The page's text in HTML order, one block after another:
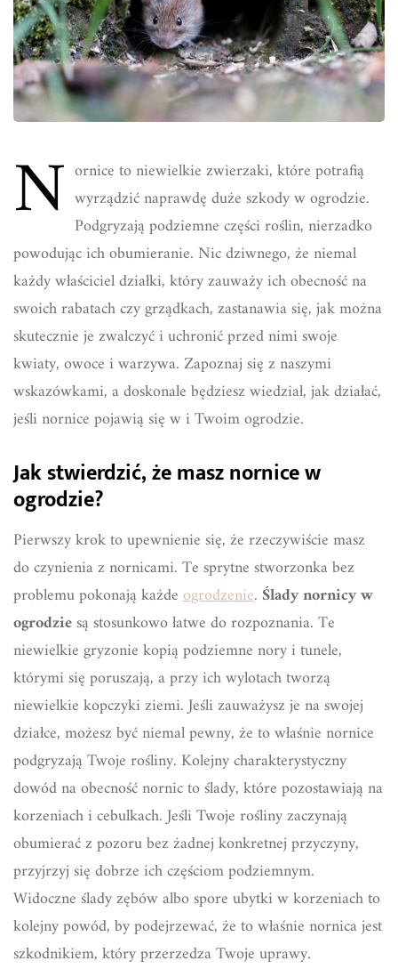
N ornice to niewielkie zwierzaki, które potrafią
wyrządzić naprawdę duże szkody w ogrodzie.
Podgryzają podziemne części roślin, nierzadko
powodując ich obumieranie. Nic dziwnego, że niemal
każdy właściciel działki, który zauważy ich obecność na
swoich rabatach czy grządkach, zastanawia się, jak można
skutecznie je zwalczyć i uchronić przed nimi swoje
kwiaty, owoce i warzywa. Zapoznaj się z naszymi
wskazówkami, a doskonale będziesz wiedział, jak działać,
jeśli nornice pojawią się w i Twoim ogrodzie.
Jak stwierdzić, że masz nornice w
ogrodzie?
Pierwszy krok to upewnienie się, że rzeczywiście masz
do czynienia z nornicami. Te sprytne stworzonka bez
problemu pokonają każdeogrodzenie. Ślady nornicy w
ogrodziesą stosunkowo łatwe do rozpoznania. Te
niewielkie gryzonie kopią podziemne nory i tunele,
którymi się poruszają, a przy ich wylotach tworzą
niewielkie kopczyki ziemi. Jeśli zauważysz je na swojej
działce, możesz być niemal pewny, że to właśnie nornice
podgryzają Twoje rośliny. Kolejny charakterystyczny
dowód na obecność nornic to ślady, które pozostawiają na
korzeniach i cebulkach. Jeśli Twoje rośliny zaczynają
obumierać z pozoru bez żadnej konkretnej przyczyny,
przyjrzyj się dobrze ich częściom podziemnym.
Widoczne ślady zębów albo spore ubytki w korzeniach to
kolejny powód, by podejrzewać, że to właśnie nornica jest
szkodnikiem, który przerzedza Twoje uprawy.